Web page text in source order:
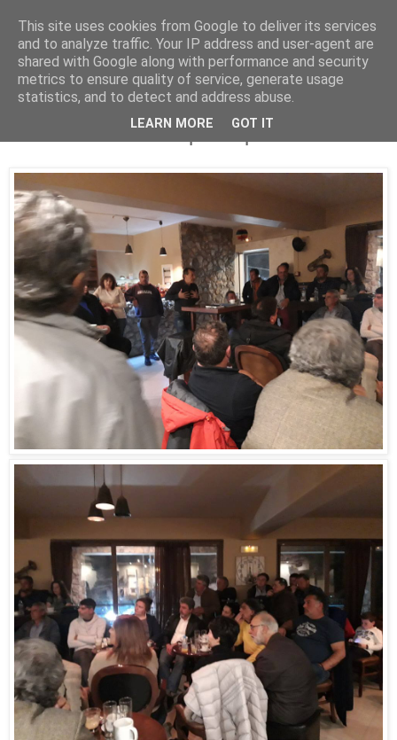
Parakato.gr
ΚΙΑΤΟ: Με επιτυχία και αυτή η ομιλία
του Χουσελά στο Κρυονέρι !!!
This site uses cookies from Google to deliver its services
and to analyze traffic. Your IP address and user-agent are
shared with Google along with performance and security
metrics to ensure quality of service, generate usage
statistics, and to detect and address abuse.
LEARN MORE GOT IT